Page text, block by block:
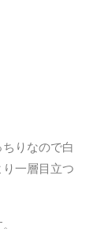
りなので白
一層目立つ